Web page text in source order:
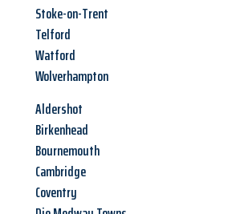
Stoke-on-Trent
Telford
Watford
Wolverhampton
Aldershot
Birkenhead
Bournemouth
Cambridge
Coventry